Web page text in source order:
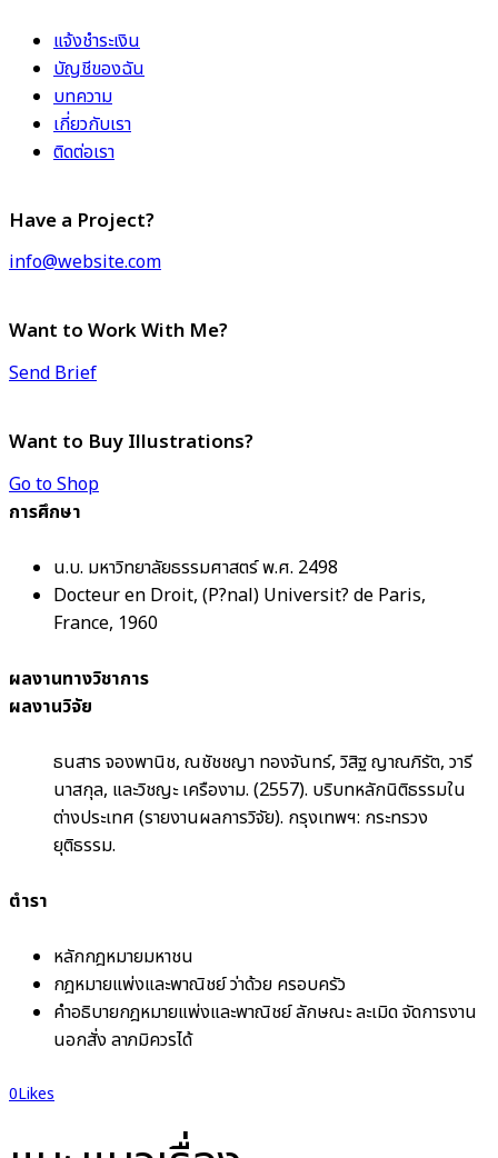
แจ้งชำระเงิน
บัญชีของฉัน
บทความ
เกี่ยวกับเรา
ติดต่อเรา
Have a Project?
info@website.com
Want to Work With Me?
Send Brief
Want to Buy Illustrations?
Go to Shop
การศึกษา
น.บ. มหาวิทยาลัยธรรมศาสตร์ พ.ศ. 2498
Docteur en Droit, (P?nal) Universit? de Paris,
France, 1960
ผลงานทางวิชาการ
ผลงานวิจัย
ธนสาร จองพานิช, ณชัชชญา ทองจันทร์, วิสิฐ ญาณภิรัต, วารี
นาสกุล, และวิชญะ เครืองาม. (2557). บริบทหลักนิติธรรมใน
ต่างประเทศ (รายงานผลการวิจัย). กรุงเทพฯ: กระทรวง
ยุติธรรม.
ตำรา
หลักกฎหมายมหาชน
กฎหมายแพ่งและพาณิชย์ ว่าด้วย ครอบครัว
คำอธิบายกฎหมายแพ่งและพาณิชย์ ลักษณะ ละเมิด จัดการงาน
นอกสั่ง ลาภมิควรได้
0Likes